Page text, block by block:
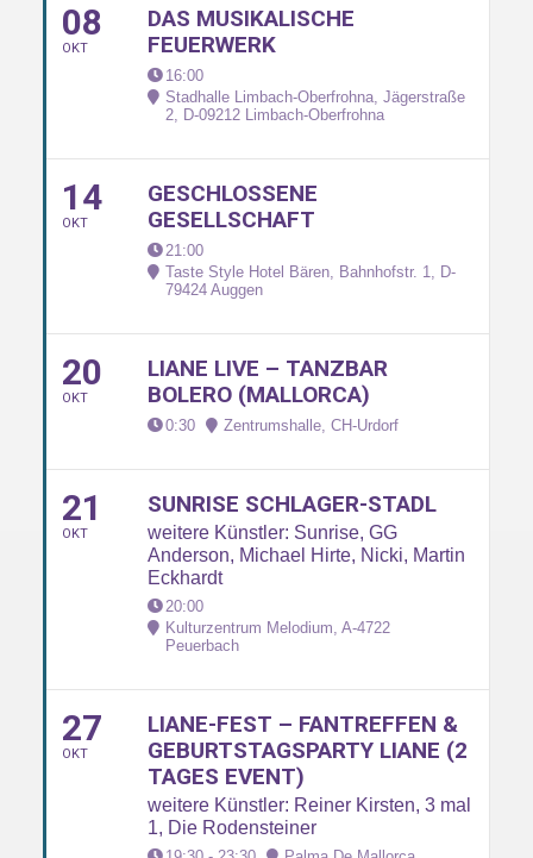
08
OKT
DAS MUSIKALISCHE
FEUERWERK
16:00
Stadhalle Limbach-Oberfrohna, Jägerstraße
2, D-09212 Limbach-Oberfrohna
14
OKT
GESCHLOSSENE
GESELLSCHAFT
21:00
Taste Style Hotel Bären, Bahnhofstr. 1, D-
79424 Auggen
20
OKT
LIANE LIVE – TANZBAR
BOLERO (MALLORCA)
0:30 Zentrumshalle, CH-Urdorf
21
OKT
SUNRISE SCHLAGER-STADL
weitere Künstler: Sunrise, GG
Anderson, Michael Hirte, Nicki, Martin
Eckhardt
20:00
Kulturzentrum Melodium, A-4722
Peuerbach
27
OKT
LIANE-FEST – FANTREFFEN &
GEBURTSTAGSPARTY LIANE (2
TAGES EVENT)
weitere Künstler: Reiner Kirsten, 3 mal
1, Die Rodensteiner